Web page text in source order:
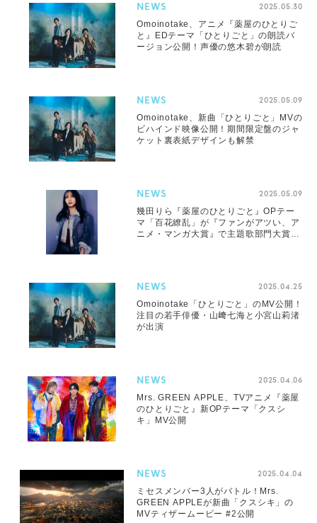
NEWS 2025.05.30
Omoinotake、アニメ『薬屋のひとりご
と』EDテーマ「ひとりごと」の朗読バ
ージョン公開！声優の悠木碧が朗読
NEWS 2025.05.09
Omoinotake、新曲「ひとりごと」MVの
ビハインド映像公開！期間限定盤のジャ
ケット裏表紙デザインも解禁
NEWS 2025.05.09
幾田りら『薬屋のひとりごと』OPテー
マ「百花繚乱」が『ファンがアツい、ア
ニメ・マンガ大賞』で主題歌部門大賞を
NEWS 2025.04.25
Omoinotake「ひとりごと」のMV公開！
注目の若手俳優・山﨑七海と小宮山莉渚
が出演
NEWS 2025.04.06
Mrs. GREEN APPLE、TVアニメ『薬屋
のひとりごと』新OPテーマ「クスシ
キ」MV公開
NEWS 2025.04.04
ミセスメンバー3人がバトル！Mrs.
GREEN APPLEが新曲「クスシキ」の
MVティザームービー #2公開